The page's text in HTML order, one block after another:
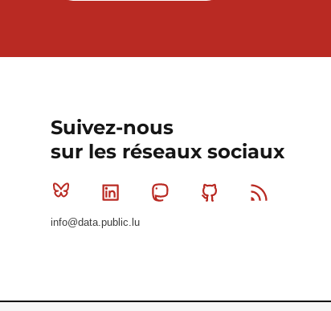
Suivez-nous
sur les réseaux sociaux
Bluesky Linkedin MastodonGithub
info@data.public.lu